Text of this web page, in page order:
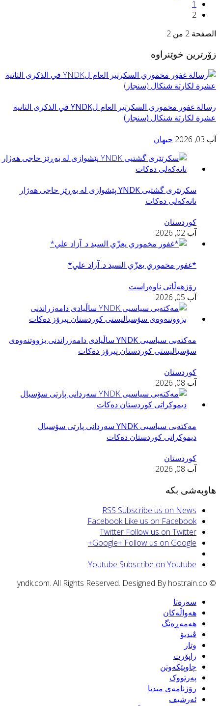
2 من 2
خوێنراوە
رسالة غفور مخموري السكرتير العام لYNDK في الذكرى الثانية
لكارثة شنكال (سنجار)
2026
جیهان
سكرتێری گشتیی YNDK پێشوازى لە بەڕێز حاجی هەژار
نانەکەلی دەکات
کوردستان
آب 02, 2026
*غفور مخموري يعزّي السید د. آزاد علي*
رۆژهەڵاتی ناوەراست
آب 05, 2026
مه‌كته‌بی سیاسیی YNDK ساڵیادی دامەزراندنی بزووتنه‌وه‌ى
سۆسياليستى كوردستان پیرۆز دەكات
کوردستان
آب 08, 2026
مه‌كته‌بی سیاسیی YNDK سه‌ردانى پارتى سۆسيال
ديموكراتى كوردستان دەكات
کوردستان
آب 08, 2026
بکە
RSSSubscribe us on News
FacebookLike us on Facebook
TwitterFollow us on Twitter
Google+Follow us on Google+
YoutubeSubscribe on Youtube
© yndk.com. All Rights Reserved.
سەرەتا
هەواڵەکان
هەمەڕەنگ
ڤیدیۆ
وتار
راپۆرت
چاوپێکەوتن
پەرتووک
رۆژنامەی میدیا
ئەرشیف